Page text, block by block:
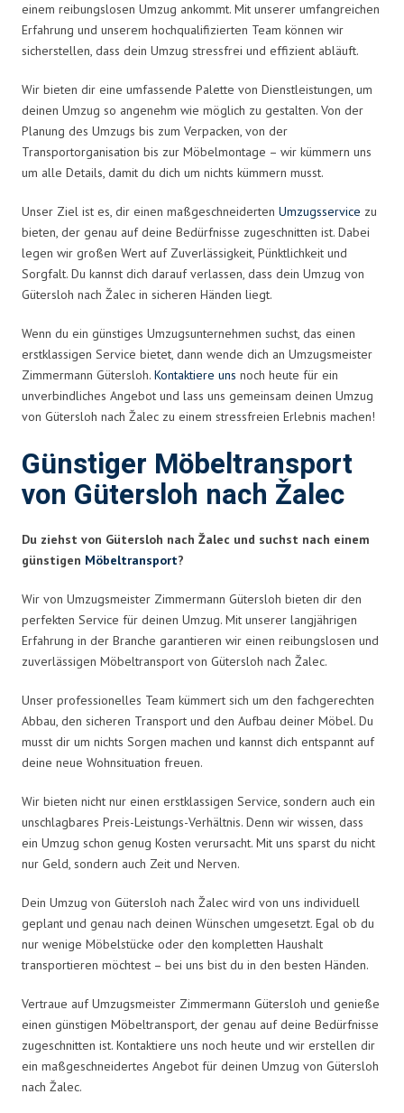
einem reibungslosen Umzug ankommt. Mit unserer umfangreichen
Erfahrung und unserem hochqualifizierten Team können wir
sicherstellen, dass dein Umzug stressfrei und effizient abläuft.
Wir bieten dir eine umfassende Palette von Dienstleistungen, um
deinen Umzug so angenehm wie möglich zu gestalten. Von der
Planung des Umzugs bis zum Verpacken, von der
Transportorganisation bis zur Möbelmontage – wir kümmern uns
um alle Details, damit du dich um nichts kümmern musst.
Unser Ziel ist es, dir einen maßgeschneiderten Umzugsservice zu
bieten, der genau auf deine Bedürfnisse zugeschnitten ist. Dabei
legen wir großen Wert auf Zuverlässigkeit, Pünktlichkeit und
Sorgfalt. Du kannst dich darauf verlassen, dass dein Umzug von
Gütersloh nach Žalec in sicheren Händen liegt.
Wenn du ein günstiges Umzugsunternehmen suchst, das einen
erstklassigen Service bietet, dann wende dich an Umzugsmeister
Zimmermann Gütersloh. Kontaktiere uns noch heute für ein
unverbindliches Angebot und lass uns gemeinsam deinen Umzug
von Gütersloh nach Žalec zu einem stressfreien Erlebnis machen!
Günstiger Möbeltransport
von Gütersloh nach Žalec
Du ziehst von Gütersloh nach Žalec und suchst nach einem
günstigen Möbeltransport?
Wir von Umzugsmeister Zimmermann Gütersloh bieten dir den
perfekten Service für deinen Umzug. Mit unserer langjährigen
Erfahrung in der Branche garantieren wir einen reibungslosen und
zuverlässigen Möbeltransport von Gütersloh nach Žalec.
Unser professionelles Team kümmert sich um den fachgerechten
Abbau, den sicheren Transport und den Aufbau deiner Möbel. Du
musst dir um nichts Sorgen machen und kannst dich entspannt auf
deine neue Wohnsituation freuen.
Wir bieten nicht nur einen erstklassigen Service, sondern auch ein
unschlagbares Preis-Leistungs-Verhältnis. Denn wir wissen, dass
ein Umzug schon genug Kosten verursacht. Mit uns sparst du nicht
nur Geld, sondern auch Zeit und Nerven.
Dein Umzug von Gütersloh nach Žalec wird von uns individuell
geplant und genau nach deinen Wünschen umgesetzt. Egal ob du
nur wenige Möbelstücke oder den kompletten Haushalt
transportieren möchtest – bei uns bist du in den besten Händen.
Vertraue auf Umzugsmeister Zimmermann Gütersloh und genieße
einen günstigen Möbeltransport, der genau auf deine Bedürfnisse
zugeschnitten ist. Kontaktiere uns noch heute und wir erstellen dir
ein maßgeschneidertes Angebot für deinen Umzug von Gütersloh
nach Žalec.